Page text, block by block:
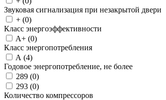
Звуковая сигнализация при незакрытой двери
+ (0)
Класс энергоэффективности
A+ (0)
Класс энергопотребления
A (4)
Годовое энергопотребление, не более
289 (0)
293 (0)
Количество компрессоров